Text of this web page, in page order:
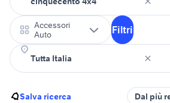
Accessori
Auto
Filtri
Salva ricerca Dal più